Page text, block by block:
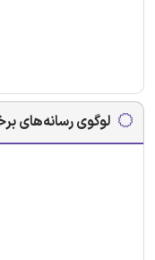
لوگوی رسانه‌های